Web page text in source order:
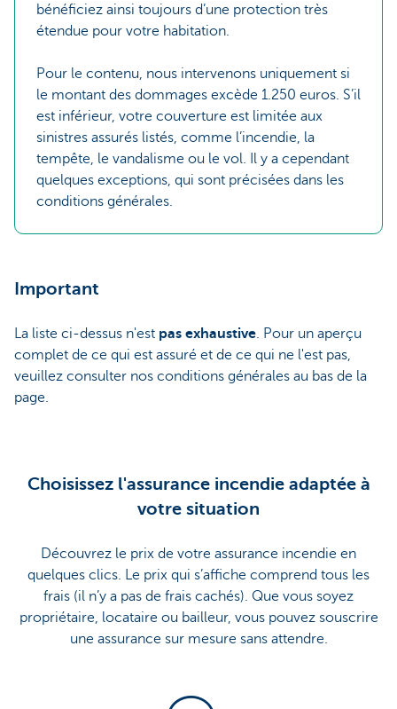
bénéficiez ainsi toujours d’une protection très
étendue pour votre habitation.
Pour le contenu, nous intervenons uniquement si
le montant des dommages excède 1.250 euros. S’il
est inférieur, votre couverture est limitée aux
sinistres assurés listés, comme l’incendie, la
tempête, le vandalisme ou le vol. Il y a cependant
quelques exceptions, qui sont précisées dans les
conditions générales.
Important
La liste ci-dessus n'est pas exhaustive. Pour un aperçu
complet de ce qui est assuré et de ce qui ne l'est pas,
veuillez consulter nos conditions générales au bas de la
page.
Choisissez l'assurance incendie adaptée à
votre situation
Découvrez le prix de votre assurance incendie en
quelques clics. Le prix qui s’affiche comprend tous les
frais (il n’y a pas de frais cachés). Que vous soyez
propriétaire, locataire ou bailleur, vous pouvez souscrire
une assurance sur mesure sans attendre.